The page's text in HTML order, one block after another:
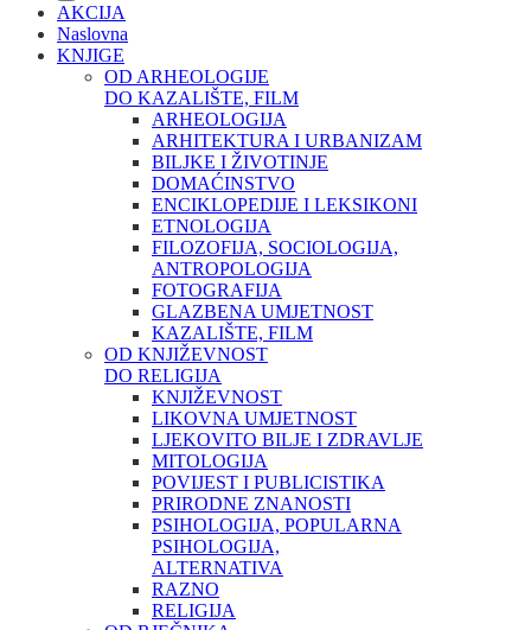
AKCIJA
Naslovna
KNJIGE
OD ARHEOLOGIJE
DO KAZALIŠTE, FILM
ARHEOLOGIJA
ARHITEKTURA I URBANIZAM
BILJKE I ŽIVOTINJE
DOMAĆINSTVO
ENCIKLOPEDIJE I LEKSIKONI
ETNOLOGIJA
FILOZOFIJA, SOCIOLOGIJA,
ANTROPOLOGIJA
FOTOGRAFIJA
GLAZBENA UMJETNOST
KAZALIŠTE, FILM
OD KNJIŽEVNOST
DO RELIGIJA
KNJIŽEVNOST
LIKOVNA UMJETNOST
LJEKOVITO BILJE I ZDRAVLJE
MITOLOGIJA
POVIJEST I PUBLICISTIKA
PRIRODNE ZNANOSTI
PSIHOLOGIJA, POPULARNA
PSIHOLOGIJA,
ALTERNATIVA
RAZNO
RELIGIJA